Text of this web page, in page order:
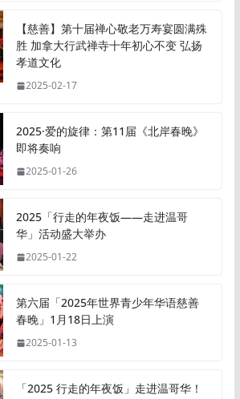
【慈善】第十届禅心敬老万寿宴圆满殊
胜 加拿大行武禅寺十年初心不变 弘扬
孝道文化
2025-02-17
2025·爱的旋律：第11届《北岸春晚》
即将奏响
2025-01-26
2025「行走的年夜饭——走进温哥
华」活动盛大举办
2025-01-22
第六届「2025年世界青少年华语慈善
春晚」1月18日上演
2025-01-13
「2025 行走的年夜饭」走进温哥华！